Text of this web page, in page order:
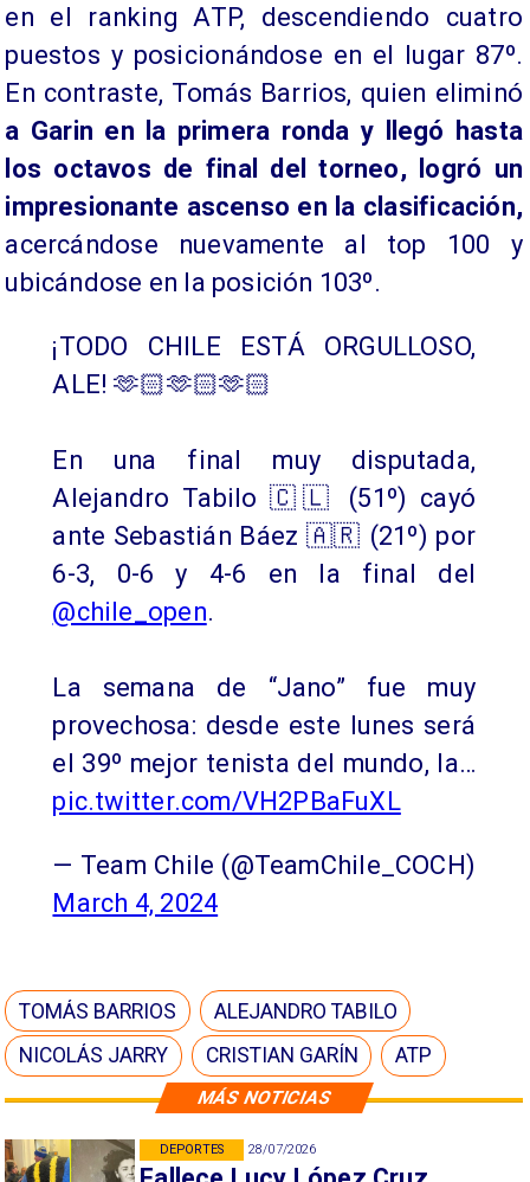
MÁS NOTICIAS
28/07/2026
DEPORTES
en el ranking ATP, descendiendo cuatro
puestos y posicionándose en el lugar 87º.
En contraste, Tomás Barrios, quien eliminó
a Garin en la primera ronda y llegó hasta
los octavos de final del torneo, logró un
impresionante ascenso en la clasificación,
acercándose nuevamente al top 100 y
ubicándose en la posición 103º.
¡TODO CHILE ESTÁ ORGULLOSO,
ALE! 🫶🏻🫶🏻🫶🏻
En una final muy disputada,
Alejandro Tabilo 🇨🇱 (51º) cayó
ante Sebastián Báez 🇦🇷 (21º) por
6-3, 0-6 y 4-6 en la final del
@chile_open.
La semana de “Jano” fue muy
provechosa: desde este lunes será
el 39º mejor tenista del mundo, la…
pic.twitter.com/VH2PBaFuXL
— Team Chile (@TeamChile_COCH)
March 4, 2024
TOMÁS BARRIOS
ALEJANDRO TABILO
NICOLÁS JARRY
CRISTIAN GARÍN ATP